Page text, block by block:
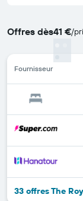
Offres dès41 €/
Fournisseur
33 offres The